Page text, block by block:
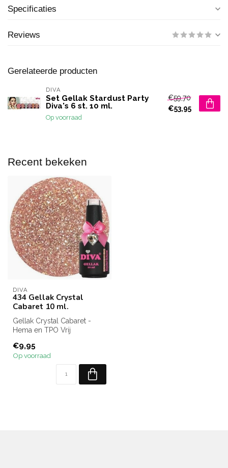
Specificaties
Reviews
Gerelateerde producten
DIVA
Set Gellak Stardust Party
Diva's 6 st. 10 ml.
Op voorraad
€59,70
€53,95
Recent bekeken
DIVA
434 Gellak Crystal
Cabaret 10 ml.
Gellak Crystal Cabaret -
Hema en TPO Vrij
€9,95
Op voorraad